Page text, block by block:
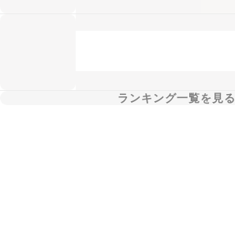
ランキング一覧を見る